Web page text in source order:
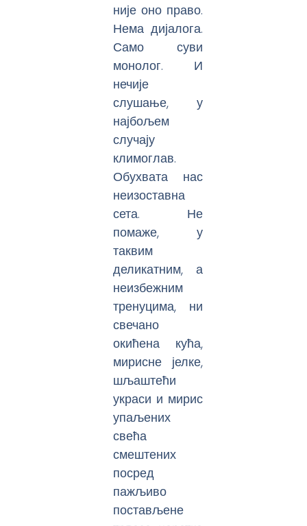
није оно право.
Нема дијалога.
Само суви
монолог. И
нечије
слушање, у
најбољем
случају
климоглав.
Обухвата нас
неизоставна
сета. Не
помаже, у
таквим
деликатним, а
неизбежним
тренуцима, ни
свечано
окићена кућа,
мирисне јелке,
шљаштећи
украси и мирис
упаљених
свећа
смештених
посред
пажљиво
постављене